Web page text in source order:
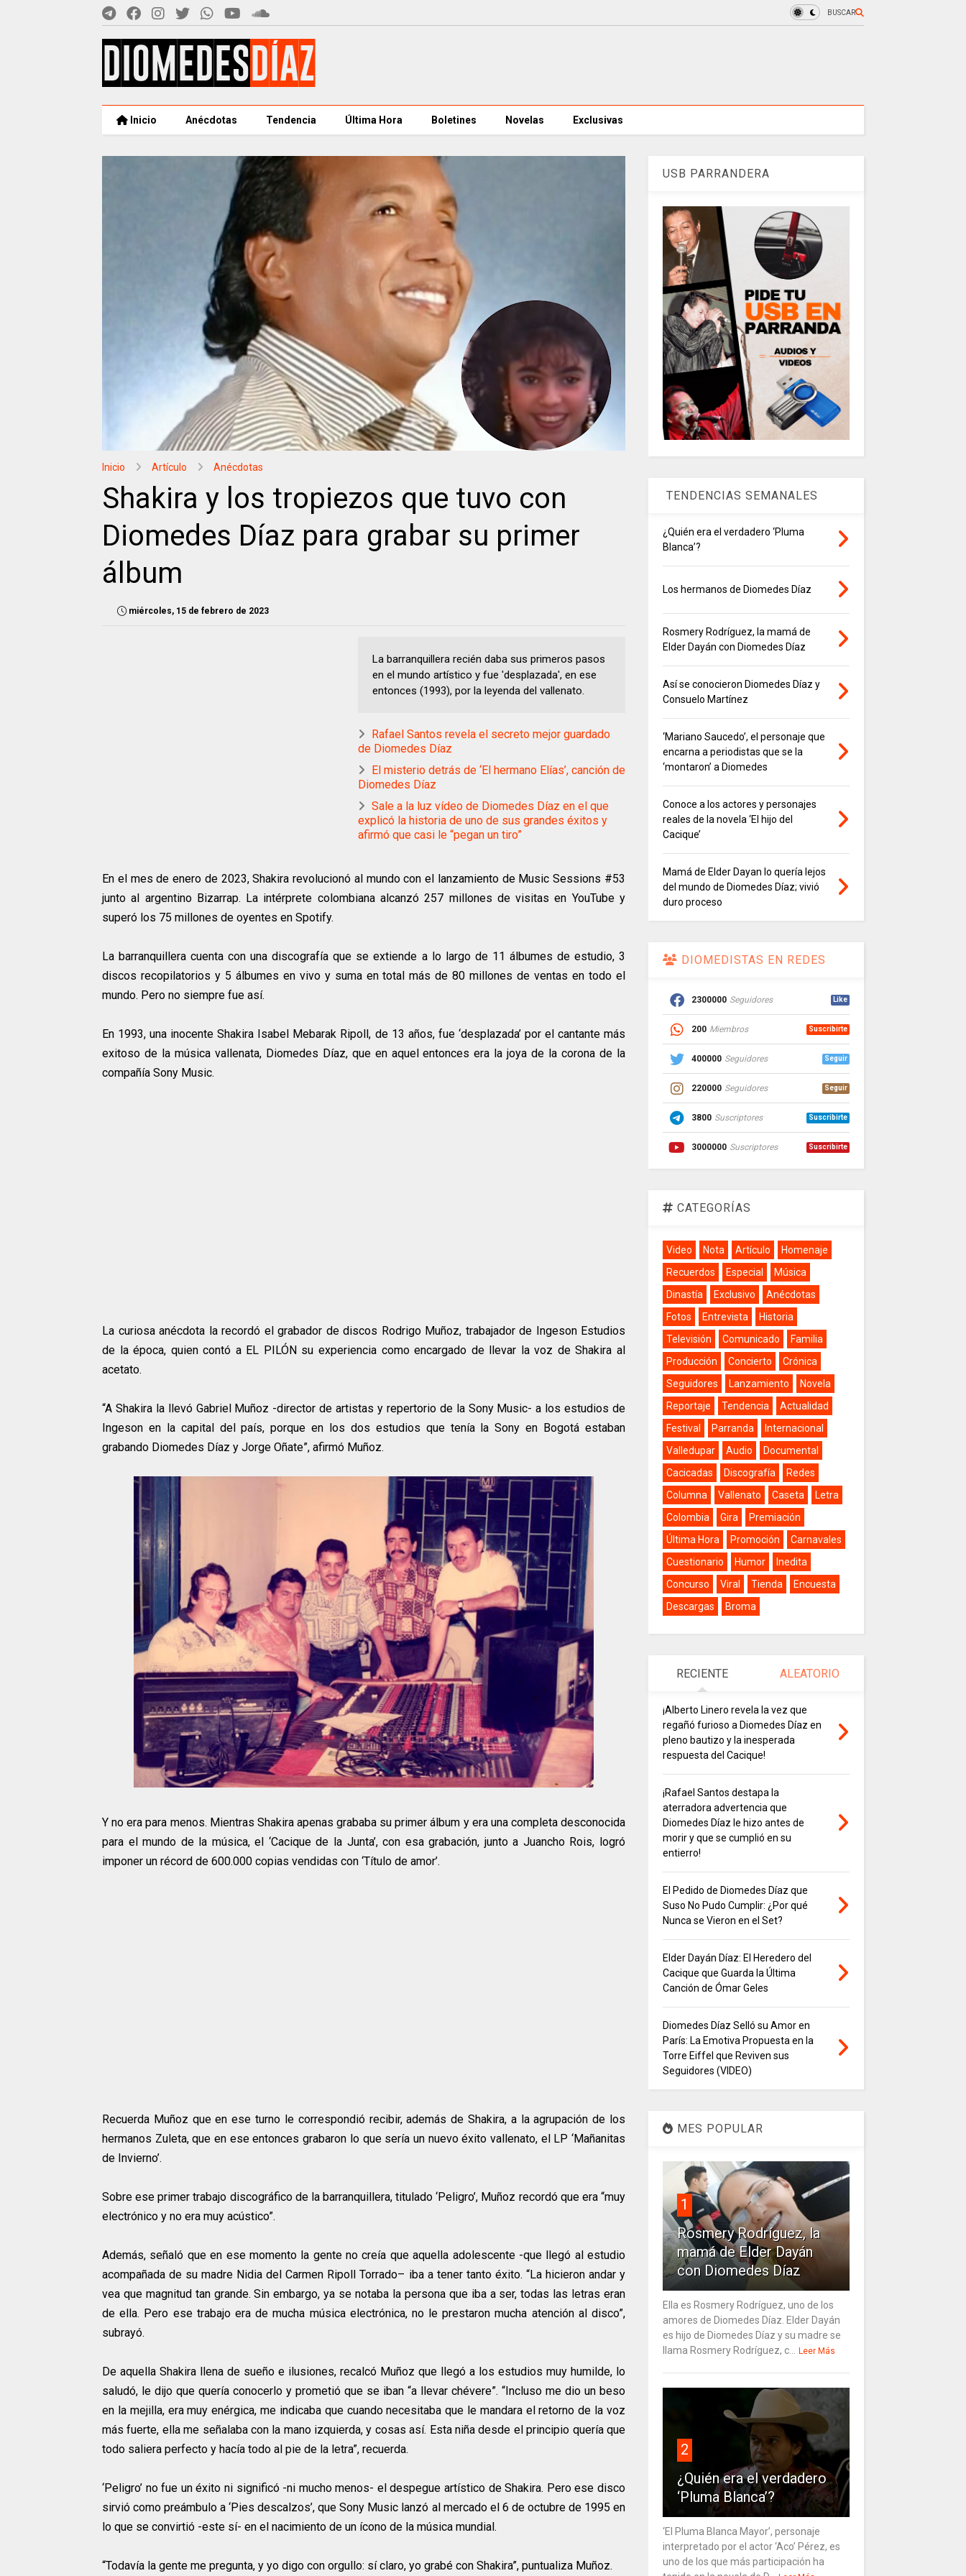
BUSCAR
Inicio Anécdotas Tendencia Última Hora Boletines Novelas Exclusivas
Inicio Artículo Anécdotas
Shakira y los tropiezos que tuvo con
Diomedes Díaz para grabar su primer
álbum
miércoles, 15 de febrero de 2023
La barranquillera recién daba sus primeros pasos
en el mundo artístico y fue 'desplazada', en ese
entonces (1993), por la leyenda del vallenato.
Rafael Santos revela el secreto mejor guardado
de Diomedes Díaz
El misterio detrás de ‘El hermano Elías’, canción de
Diomedes Díaz
Sale a la luz vídeo de Diomedes Díaz en el que
explicó la historia de uno de sus grandes éxitos y
afirmó que casi le “pegan un tiro”
En el mes de enero de 2023, Shakira revolucionó al mundo con el lanzamiento de Music Sessions #53
junto al argentino Bizarrap. La intérprete colombiana alcanzó 257 millones de visitas en YouTube y
superó los 75 millones de oyentes en Spotify.
La barranquillera cuenta con una discografía que se extiende a lo largo de 11 álbumes de estudio, 3
discos recopilatorios y 5 álbumes en vivo y suma en total más de 80 millones de ventas en todo el
mundo. Pero no siempre fue así.
En 1993, una inocente Shakira Isabel Mebarak Ripoll, de 13 años, fue ‘desplazada’ por el cantante más
exitoso de la música vallenata, Diomedes Díaz, que en aquel entonces era la joya de la corona de la
compañía Sony Music.
La curiosa anécdota la recordó el grabador de discos Rodrigo Muñoz, trabajador de Ingeson Estudios
de la época, quien contó a EL PILÓN su experiencia como encargado de llevar la voz de Shakira al
acetato.
“A Shakira la llevó Gabriel Muñoz -director de artistas y repertorio de la Sony Music- a los estudios de
Ingeson en la capital del país, porque en los dos estudios que tenía la Sony en Bogotá estaban
grabando Diomedes Díaz y Jorge Oñate”, afirmó Muñoz.
Y no era para menos. Mientras Shakira apenas grababa su primer álbum y era una completa desconocida
para el mundo de la música, el ‘Cacique de la Junta’, con esa grabación, junto a Juancho Rois, logró
imponer un récord de 600.000 copias vendidas con ‘Título de amor’.
Recuerda Muñoz que en ese turno le correspondió recibir, además de Shakira, a la agrupación de los
hermanos Zuleta, que en ese entonces grabaron lo que sería un nuevo éxito vallenato, el LP ‘Mañanitas
de Invierno’.
Sobre ese primer trabajo discográfico de la barranquillera, titulado ‘Peligro’, Muñoz recordó que era “muy
electrónico y no era muy acústico”.
Además, señaló que en ese momento la gente no creía que aquella adolescente -que llegó al estudio
acompañada de su madre Nidia del Carmen Ripoll Torrado– iba a tener tanto éxito. “La hicieron andar y
vea que magnitud tan grande. Sin embargo, ya se notaba la persona que iba a ser, todas las letras eran
de ella. Pero ese trabajo era de mucha música electrónica, no le prestaron mucha atención al disco”,
subrayó.
De aquella Shakira llena de sueño e ilusiones, recalcó Muñoz que llegó a los estudios muy humilde, lo
saludó, le dijo que quería conocerlo y prometió que se iban “a llevar chévere”. “Incluso me dio un beso
en la mejilla, era muy enérgica, me indicaba que cuando necesitaba que le mandara el retorno de la voz
más fuerte, ella me señalaba con la mano izquierda, y cosas así. Esta niña desde el principio quería que
todo saliera perfecto y hacía todo al pie de la letra”, recuerda.
‘Peligro’ no fue un éxito ni significó -ni mucho menos- el despegue artístico de Shakira. Pero ese disco
sirvió como preámbulo a ‘Pies descalzos’, que Sony Music lanzó al mercado el 6 de octubre de 1995 en
lo que se convirtió -este sí- en el nacimiento de un ícono de la música mundial.
“Todavía la gente me pregunta, y yo digo con orgullo: sí claro, yo grabé con Shakira”, puntualiza Muñoz.
USB PARRANDERA
TENDENCIAS SEMANALES
¿Quién era el verdadero ‘Pluma
Blanca’?
Los hermanos de Diomedes Díaz
Rosmery Rodríguez, la mamá de
Elder Dayán con Diomedes Díaz
Así se conocieron Diomedes Díaz y
Consuelo Martínez
‘Mariano Saucedo’, el personaje que
encarna a periodistas que se la
‘montaron’ a Diomedes
Conoce a los actores y personajes
reales de la novela ‘El hijo del
Cacique’
Mamá de Elder Dayan lo quería lejos
del mundo de Diomedes Díaz; vivió
duro proceso
DIOMEDISTAS EN REDES
2300000 Seguidores Like
200 Miembros Suscribirte
400000 Seguidores Seguir
220000 Seguidores Seguir
3800 Suscriptores Suscribirte
3000000 Suscriptores Suscribirte
CATEGORÍAS
Video Nota Artículo
Homenaje
Recuerdos
Especial
Música
Dinastía
Exclusivo
Anécdotas
Fotos
Entrevista
Historia
Televisión
Comunicado
Familia
Producción
Concierto
Crónica
Seguidores
Lanzamiento
Novela
Reportaje
Tendencia
Actualidad
Festival
Parranda
Internacional
Valledupar
Audio
Documental
Cacicadas
Discografía
Redes
Columna
Vallenato Caseta
Letra
Colombia
Gira
Premiación
Última Hora
Promoción
Carnavales
Cuestionario
Humor
Inedita
Concurso
Viral Tienda
Encuesta
Descargas
Broma
RECIENTE ALEATORIO
¡Alberto Linero revela la vez que
regañó furioso a Diomedes Díaz en
pleno bautizo y la inesperada
respuesta del Cacique!
¡Rafael Santos destapa la
aterradora advertencia que
Diomedes Díaz le hizo antes de
morir y que se cumplió en su
entierro!
El Pedido de Diomedes Díaz que
Suso No Pudo Cumplir: ¿Por qué
Nunca se Vieron en el Set?
Elder Dayán Díaz: El Heredero del
Cacique que Guarda la Última
Canción de Ómar Geles
Diomedes Díaz Selló su Amor en
París: La Emotiva Propuesta en la
Torre Eiffel que Reviven sus
Seguidores (VIDEO)
MES POPULAR
1
Rosmery Rodríguez, la
mamá de Elder Dayán
con Diomedes Díaz
Ella es Rosmery Rodríguez, uno de los
amores de Diomedes Díaz. Elder Dayán
es hijo de Diomedes Díaz y su madre se
llama Rosmery Rodríguez, c... Leer Más
2
¿Quién era el verdadero
‘Pluma Blanca’?
‘El Pluma Blanca Mayor’, personaje
interpretado por el actor ‘Aco’ Pérez, es
uno de los que más participación ha